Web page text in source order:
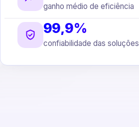
ganho médio de eficiência
99,9%
confiabilidade das soluções